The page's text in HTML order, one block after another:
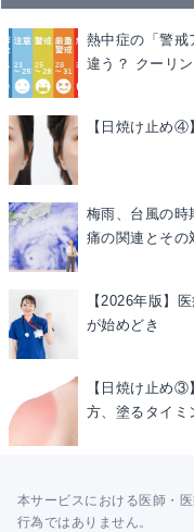
熱中症の「警戒
違う？ クーリ
【日焼け止め④
梅雨、台風の時
痛の関連とその
【2026年版】
が始めどき
【日焼け止め③
方、塗るタイミ
本サービスにおける医師・
行為ではありません。